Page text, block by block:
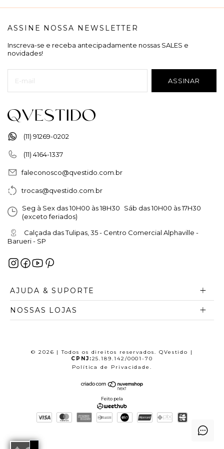
(11) 91269-0202
(11) 4164-1337
faleconosco@qvestido.com.br
trocas@qvestido.com.br
Seg à Sex das 10H00 às 18H30 Sáb das 10H00 às 17H30
(exceto feriados)
Calçada das Tulipas, 35 - Centro Comercial Alphaville -
Barueri - SP
AJUDA & SUPORTE
NOSSAS LOJAS
ASSINE NOSSA NEWSLETTER
Inscreva-se e receba antecipadamente nossas SALES e
novidades!
© 2026 | Todos os direitos reservados. QVestido |
CPNJ:25.189.142/0001-70
Política de Privacidade.
Feito pela